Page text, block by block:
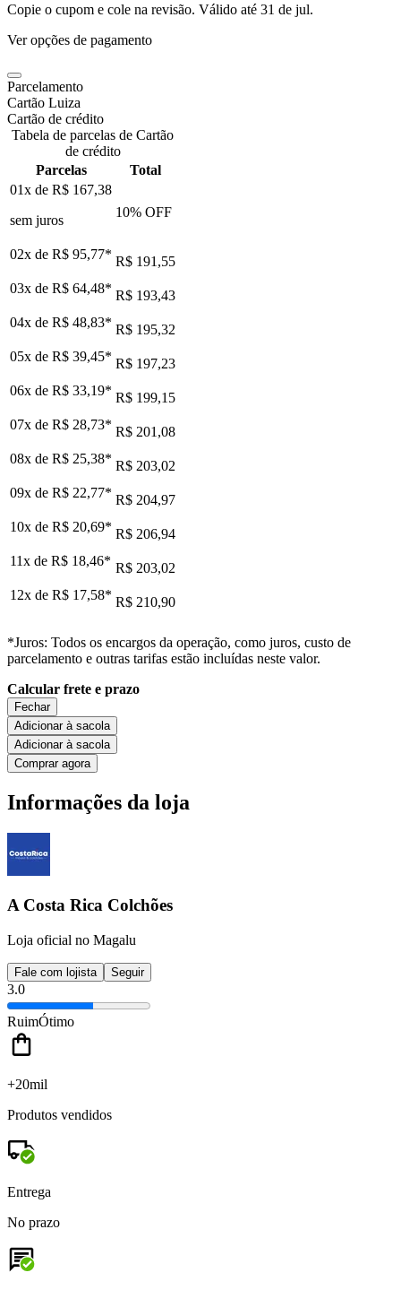
Copie o cupom e cole na revisão. Válido até 31 de jul.
Ver opções de pagamento
Parcelamento
Cartão Luiza
Cartão de crédito
Tabela de parcelas de Cartão
de crédito
Parcelas
Total
01x de R$ 167,38
sem juros
10% OFF
02x de R$ 95,77* R$ 191,55
03x de R$ 64,48* R$ 193,43
04x de R$ 48,83* R$ 195,32
05x de R$ 39,45* R$ 197,23
06x de R$ 33,19* R$ 199,15
07x de R$ 28,73* R$ 201,08
08x de R$ 25,38* R$ 203,02
09x de R$ 22,77* R$ 204,97
10x de R$ 20,69* R$ 206,94
11x de R$ 18,46* R$ 203,02
12x de R$ 17,58* R$ 210,90
*Juros: Todos os encargos da operação, como juros, custo de
parcelamento e outras tarifas estão incluídas neste valor.
Calcular frete e prazo
Fechar
Adicionar à sacola
Adicionar à sacola
Comprar agora
Informações da loja
A Costa Rica Colchões
Loja oficial no Magalu
Fale com lojista Seguir
3.0
RuimÓtimo
+20mil
Produtos vendidos
Entrega
No prazo